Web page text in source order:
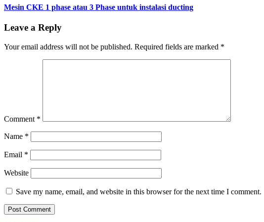
Mesin CKE 1 phase atau 3 Phase untuk instalasi ducting
Leave a Reply
Your email address will not be published. Required fields are marked *
Comment *
Name *
Email *
Website
Save my name, email, and website in this browser for the next time I comment.